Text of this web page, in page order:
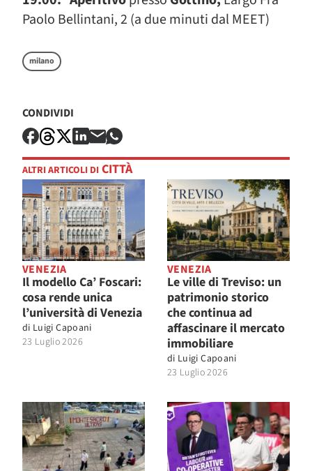
Paolo Bellintani, 2 (a due minuti dal MEET)
milano
CONDIVIDI
ALTRI ARTICOLI DI CITTÀ
VENEZIA
Il modello Ca’ Foscari:
cosa rende unica
l’università di Venezia
di Luigi Capoani
23 Luglio 2026
VENEZIA
Le ville di Treviso: un
patrimonio storico
che continua ad
affascinare il mercato
immobiliare
di Luigi Capoani
23 Luglio 2026